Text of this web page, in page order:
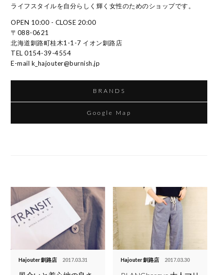
ライフスタイルを自分らしく輝く女性のためのショップです。
OPEN 10:00 - CLOSE 20:00
〒088-0621
北海道釧路町桂木1-1-7 イオン釧路店
TEL 0154-39-4554
E-mail k_hajouter@burnish.jp
BRANDS
Google Map
Hajouter 釧路店 2017.03.31 Hajouter 釧路店 2017.03.30